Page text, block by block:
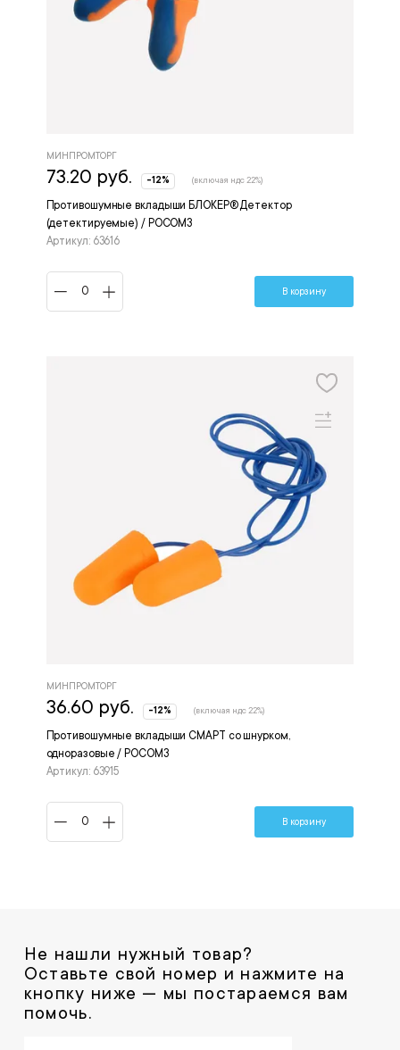
Противошумные вкладыши БЛОКЕР® Детектор
(детектируемые) / РОСОМЗ
Артикул: 63616
МИНПРОМТОРГ
73.20 руб. -12% (включая ндс 22%)
В корзину
Противошумные вкладыши СМАРТ со шнурком,
одноразовые / РОСОМЗ
Артикул: 63915
МИНПРОМТОРГ
36.60 руб. -12% (включая ндс 22%)
В корзину
Не нашли нужный товар?
Оставьте свой номер и нажмите на
кнопку ниже — мы постараемся вам
помочь.